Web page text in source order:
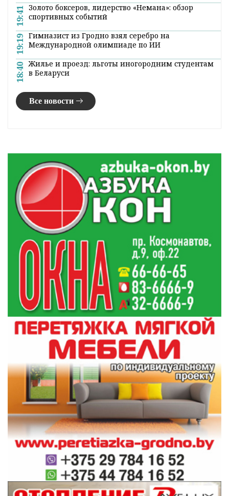
19:41 Золото боксеров, лидерство «Немана»: обзор
спортивных событий
19:19 Гимназист из Гродно взял серебро на
Международной олимпиаде по ИИ
18:40 Жилье и проезд: льготы иногородним студентам
в Беларуси
Все новости